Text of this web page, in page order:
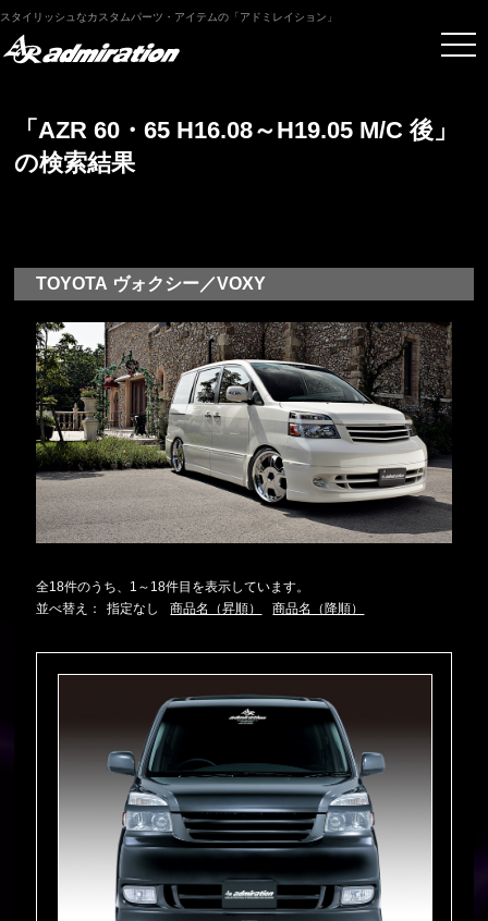
スタイリッシュなカスタムパーツ・アイテムの「アドミレイション」
「AZR 60・65 H16.08～H19.05 M/C 後」
の検索結果
TOYOTA ヴォクシー／VOXY
全18件のうち、1～18件目を表示しています。
並べ替え：
指定なし 商品名（昇順） 商品名（降順）